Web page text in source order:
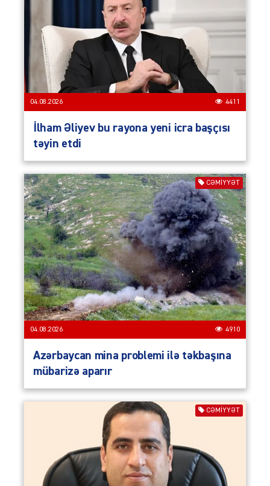
04.08.2026 4411
İlham Əliyev bu rayona yeni icra başçısı
təyin etdi
CƏMIYYƏT
04.08.2026 4910
Azərbaycan mina problemi ilə təkbaşına
mübarizə aparır
CƏMIYYƏT